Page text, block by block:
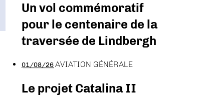
Un vol commémoratif
pour le centenaire de la
traversée de Lindbergh
01/08/26AVIATION GÉNÉRALE
Le projet Catalina II